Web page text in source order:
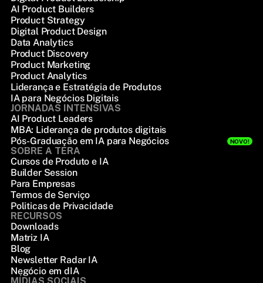
AI Product Builders
Product Strategy
Digital Product Design
Data Analytics
Product Discovery
Product Marketing
Product Analytics
Liderança e Estratégia de Produtos
IA para Negócios Digitais
JORNADAS INTENSIVAS
AI Product Leaders
MBA: Liderança de produtos digitais
Pós-Graduação em IA para Negócios
NOVO!
SOBRE A TERA
Cursos de Produto e IA
Builder Session
Para Empresas
Termos de Serviço
Politicas de Privacidade
RECURSOS
Downloads
Matriz IA
Blog
Newsletter Radar IA
Negócio em dIA